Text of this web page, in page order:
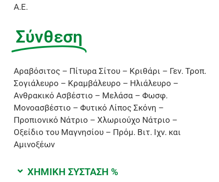
Α.Ε.
Σύνθεση
Αραβόσιτος – Πίτυρα Σίτου – Κριθάρι – Γεν. Τροπ.
Σογιάλευρο – Κραμβάλευρο – Ηλιάλευρο –
Ανθρακικό Ασβέστιο – Μελάσα – Φωσφ.
Μονοασβέστιο – Φυτικό Λίπος Σκόνη –
Προπιονικό Νάτριο – Χλωριούχο Νάτριο –
Οξείδιο του Μαγνησίου – Πρόμ. Βιτ. Ιχν. και
Αμινοξέων
ΧΗΜΙΚΗ ΣΥΣΤΑΣΗ %